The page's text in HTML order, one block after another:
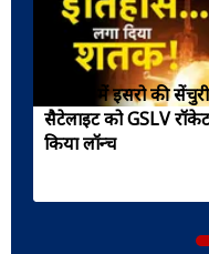
अंतरिक्ष में इसरो की
सैटेलाइट को GSLV
किया लॉन्च